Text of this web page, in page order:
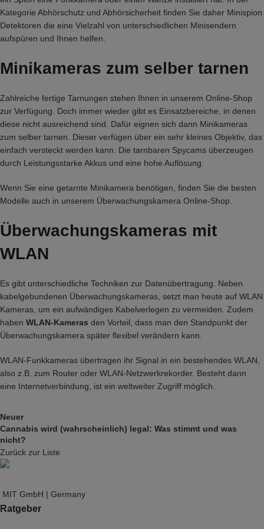
Kategorie Abhörschutz und Abhörsicherheit finden Sie daher Minispion
Detektoren die eine Vielzahl von unterschiedlichen Minisendern
aufspüren und Ihnen helfen.
Minikameras zum selber tarnen
Zahlreiche fertige Tarnungen stehen Ihnen in unserem Online-Shop
zur Verfügung. Doch immer wieder gibt es Einsatzbereiche, in denen
diese nicht ausreichend sind. Dafür eignen sich dann Minikameras
zum selber tarnen. Dieser verfügen über ein sehr kleines Objektiv, das
einfach versteckt werden kann. Die tarnbaren Spycams überzeugen
durch Leistungsstarke Akkus und eine hohe Auflösung.
Wenn Sie eine getarnte Minikamera benötigen, finden Sie die besten
Modelle auch in unserem Überwachungskamera Online-Shop.
Überwachungskameras mit
WLAN
Es gibt unterschiedliche Techniken zur Datenübertragung. Neben
kabelgebundenen Überwachungskameras, setzt man heute auf WLAN
Kameras, um ein aufwändiges Kabelverlegen zu vermeiden. Zudem
haben WLAN-Kameras den Vorteil, dass man den Standpunkt der
Überwachungskamera später flexibel verändern kann.
WLAN-Funkkameras übertragen ihr Signal in ein bestehendes WLAN,
also z.B. zum Router oder WLAN-Netzwerkrekorder. Besteht dann
eine Internetverbindung, ist ein weltweiter Zugriff möglich.
Neuer
Cannabis wird (wahrscheinlich) legal: Was stimmt und was
nicht?
Zurück zur Liste
MIT GmbH | Germany
Ratgeber